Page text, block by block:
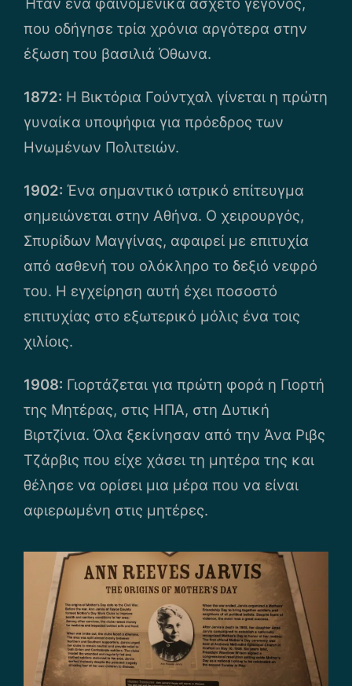
που οδήγησε τρία χρόνια αργότερα στην
έξωση του βασιλιά Όθωνα.
1872: Η Βικτόρια Γούντχαλ γίνεται η πρώτη
γυναίκα υποψήφια για πρόεδρος των
Ηνωμένων Πολιτειών.
1902: Ένα σημαντικό ιατρικό επίτευγμα
σημειώνεται στην Αθήνα. Ο χειρουργός,
Σπυρίδων Μαγγίνας, αφαιρεί με επιτυχία
από ασθενή του ολόκληρο το δεξιό νεφρό
του. Η εγχείρηση αυτή έχει ποσοστό
επιτυχίας στο εξωτερικό μόλις ένα τοις
χιλίοις.
1908: Γιορτάζεται για πρώτη φορά η Γιορτή
της Μητέρας, στις ΗΠΑ, στη Δυτική
Βιρτζίνια. Όλα ξεκίνησαν από την Άνα Ριβς
Τζάρβις που είχε χάσει τη μητέρα της και
θέλησε να ορίσει μια μέρα που να είναι
αφιερωμένη στις μητέρες.